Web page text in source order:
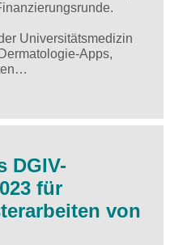
Universitätsmedizin
Apps,
DGIV-
für
von